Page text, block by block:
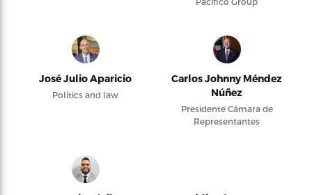
José Julio Aparicio
Politics and law
Carlos Johnny Méndez
Núñez
Presidente Cámara de
Representantes